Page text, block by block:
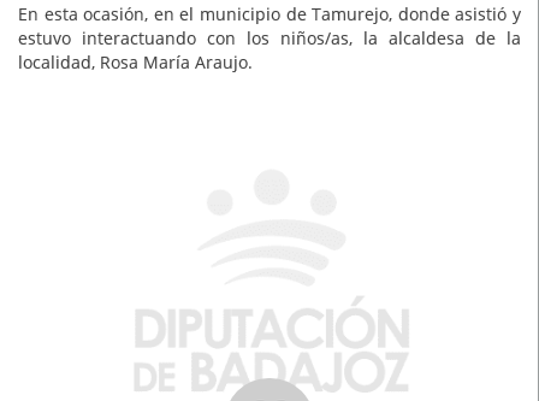
En esta ocasión, en el municipio de Tamurejo, donde asistió y
estuvo interactuando con los niños/as, la alcaldesa de la
localidad, Rosa María Araujo.